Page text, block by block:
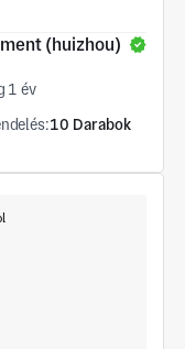
(huizhou)
1 év
10 Darabok